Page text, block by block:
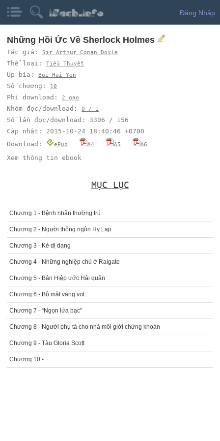
Đăng Nhập
Những Hồi Ức Về Sherlock Holmes
Tác giả: Sir Arthur Conan Doyle
Thể loại: Tiểu Thuyết
Up bìa: Bui Hai Yen
Số chương: 10
Phí download: 2 gạo
Nhóm đọc/download: 0 / 1
Số lần đọc/download: 3306 / 156
Cập nhật: 2015-10-24 18:40:46 +0700
Download:
ePub A4 A5 A6
Xem thông tin ebook
MỤC LỤC
Chương 1 - Bệnh nhân thường trú
Chương 2 - Người thông ngôn Hy Lạp
Chương 3 - Kẻ dị dạng
Chương 4 - Những nghiệp chủ ở Raigate
Chương 5 - Bản Hiệp ước Hải quân
Chương 6 - Bộ mặt vàng vọt
Chương 7 - “Ngọn lửa bạc”
Chương 8 - Người phụ tá cho nhà môi giới chứng khoán
Chương 9 - Tàu Gloria Scott
Chương 10 -